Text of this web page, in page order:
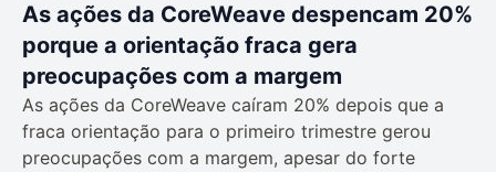
As ações da CoreWeave despencam 20%
porque a orientação fraca gera
preocupações com a margem
As ações da CoreWeave caíram 20% depois que a
fraca orientação para o primeiro trimestre gerou
preocupações com a margem, apesar do forte